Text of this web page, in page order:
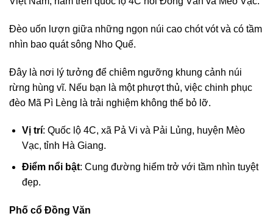
Đèo uốn lượn giữa những ngọn núi cao chót vót và có tầm
nhìn bao quát sông Nho Quế.
Đây là nơi lý tưởng để chiêm ngưỡng khung cảnh núi
rừng hùng vĩ. Nếu bạn là một phượt thủ, việc chinh phục
đèo Mã Pì Lèng là trải nghiệm không thể bỏ lỡ.
Vị trí: Quốc lộ 4C, xã Pả Vi và Pải Lủng, huyện Mèo
Vạc, tỉnh Hà Giang.
Điểm nổi bật: Cung đường hiểm trở với tầm nhìn tuyệt
đẹp.
Phố cổ Đồng Văn